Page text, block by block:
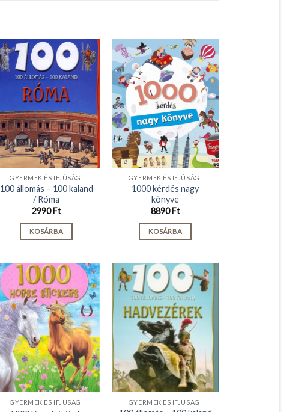
GYERMEK ÉS IFJÚSÁGI
100 állomás – 100 kaland
/ Róma
2990Ft
KOSÁRBA
GYERMEK ÉS IFJÚSÁGI
1000 kérdés nagy
könyve
8890Ft
KOSÁRBA
GYERMEK ÉS IFJÚSÁGI GYERMEK ÉS IFJÚSÁGI